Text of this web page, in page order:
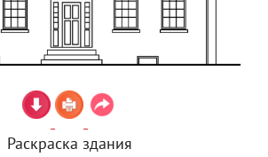
Раскраска здания